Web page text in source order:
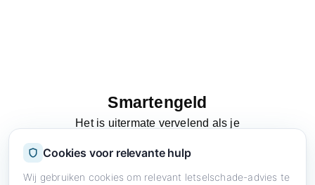
Smartengeld
Het is uitermate vervelend als je
Cookies voor relevante hulp
Wij gebruiken cookies om relevant letselschade-advies te